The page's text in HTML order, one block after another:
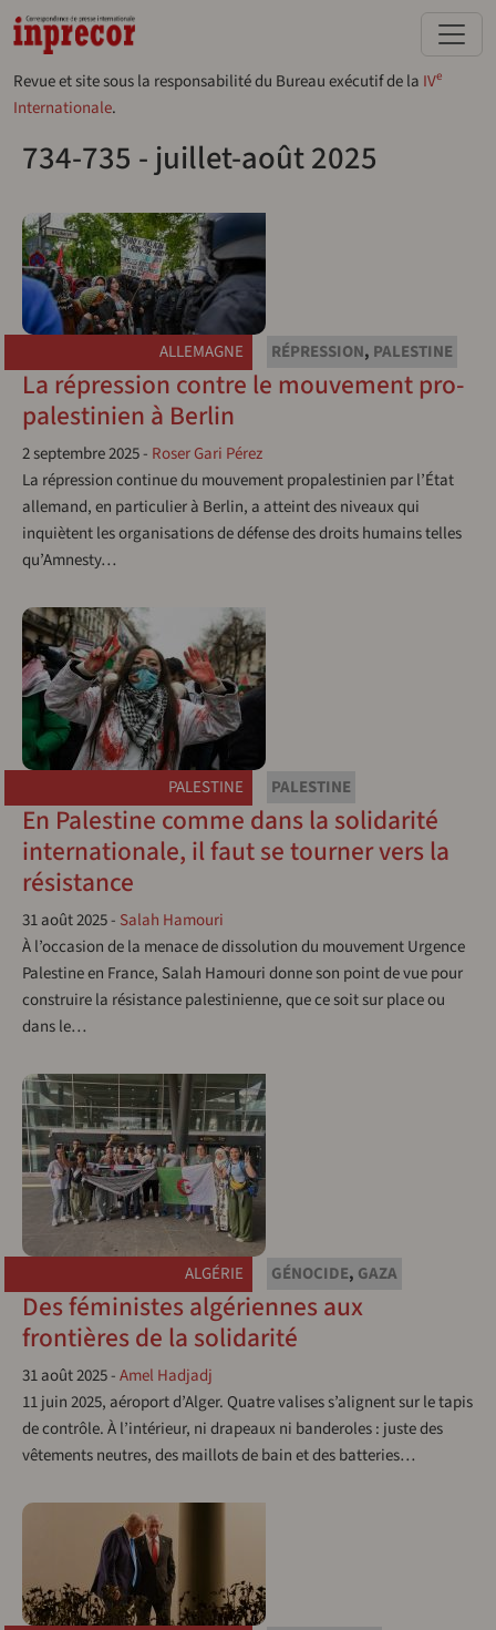
Aller au contenu principal
Revue et site sous la responsabilité du Bureau exécutif de la IVe
Internationale.
734-735 - juillet-août 2025
ALLEMAGNE RÉPRESSION, PALESTINE
La répression contre le mouvement pro-
palestinien à Berlin
2 septembre 2025- Roser Gari Pérez
La répression continue du mouvement propalestinien par l’État
allemand, en particulier à Berlin, a atteint des niveaux qui
inquiètent les organisations de défense des droits humains telles
qu’Amnesty…
PALESTINE PALESTINE
En Palestine comme dans la solidarité
internationale, il faut se tourner vers la
résistance
31 août 2025- Salah Hamouri
À l’occasion de la menace de dissolution du mouvement Urgence
Palestine en France, Salah Hamouri donne son point de vue pour
construire la résistance palestinienne, que ce soit sur place ou
dans le…
ALGÉRIE GÉNOCIDE, GAZA
Des féministes algériennes aux
frontières de la solidarité
31 août 2025-Amel Hadjadj
11 juin 2025, aéroport d’Alger. Quatre valises s’alignent sur le tapis
de contrôle. À l’intérieur, ni drapeaux ni banderoles : juste des
vêtements neutres, des maillots de bain et des batteries…